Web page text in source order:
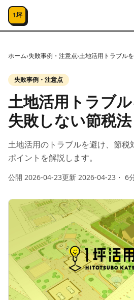
コンテンツへスキップ
1坪
ホーム›失敗事例・注意点›土地活用トラブル
失敗事例・注意点
土地活用トラブル
失敗しない節税法
土地活用のトラブルを避け、節税
ポイントを解説します。
公開 2026-04-23更新 2026-04-23 ・ 6